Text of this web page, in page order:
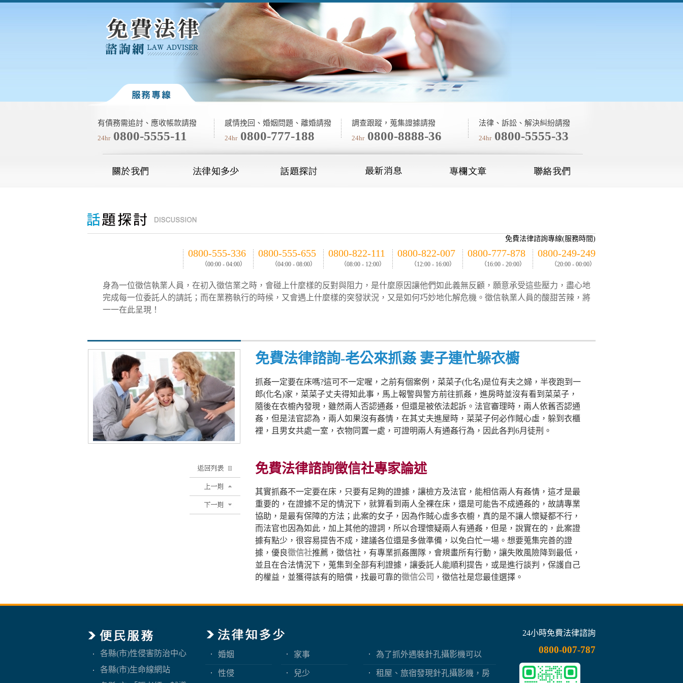
有債務需追討、應收帳款請撥
24hr 0800-5555-11
感情挽回、婚姻問題、離婚請撥
24hr 0800-777-188
調查跟蹤，蒐集證據請撥
24hr 0800-8888-36
法律、訴訟、解決糾紛請撥
24hr 0800-5555-33
免費法律諮詢專線(服務時間)
0800-555-336
（00:00 - 04:00）
0800-555-655
（04:00 - 08:00）
0800-822-111
（08:00 - 12:00）
0800-822-007
（12:00 - 16:00）
0800-777-878
（16:00 - 20:00）
0800-249-249
（20:00 - 00:00）
身為一位徵信執業人員，在初入徵信業之時，會碰上什麼樣的反對與阻力，是什麼原因讓他們如此義無反顧，願意承受這些壓力，盡心地
完成每一位委託人的請託；而在業務執行的時候，又會遇上什麼樣的突發狀況，又是如何巧妙地化解危機。徵信執業人員的酸甜苦辣，將
一一在此呈現！
免費法律諮詢-老公來抓姦 妻子連忙躲衣櫥
抓姦一定要在床嗎?這可不一定喔，之前有個案例，菜菜子(化名)是位有夫之婦，半夜跑到一
郎(化名)家，菜菜子丈夫得知此事，馬上報警與警方前往抓姦，進房時並沒有看到菜菜子，
隨後在衣櫥內發現，雖然兩人否認通姦，但還是被依法起訴。法官審理時，兩人依舊否認通
姦，但是法官認為，兩人如果沒有姦情，在其丈夫進屋時，菜菜子何必作賊心虛，躲到衣櫃
裡，且男女共處一室，衣物同置一處，可證明兩人有通姦行為，因此各判6月徒刑。
免費法律諮詢徵信社專家論述
其實抓姦不一定要在床，只要有足夠的證據，讓檢方及法官，能相信兩人有姦情，這才是最
重要的，在證據不足的情況下，就算看到兩人全裸在床，還是可能告不成通姦的，故請專業
協助，是最有保障的方法；此案的女子，因為作賊心虛多衣櫥，真的是不讓人懷疑都不行，
而法官也因為如此，加上其他的證詞，所以合理懷疑兩人有通姦，但是，說實在的，此案證
據有點少，很容易提告不成，建議各位還是多做準備，以免白忙一場。想要蒐集完善的證
據，優良徵信社推薦，徵信社，有專業抓姦團隊，會規畫所有行動，讓失敗風險降到最低，
並且在合法情況下，蒐集到全部有利證據，讓委託人能順利提告，或是進行談判，保護自己
的權益，並獲得該有的賠償，找最可靠的徵信公司 ，徵信社是您最佳選擇。
各縣(市)性侵害防治中心
各縣(市)生命線網站
婚姻 家事
性侵 兒少
為了抓外遇裝針孔攝影機可以
租屋、旅宿發現針孔攝影機，房
24小時免費法律諮詢
0800-007-787